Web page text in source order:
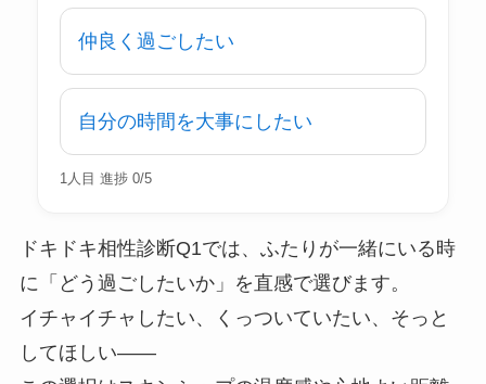
仲良く過ごしたい
自分の時間を大事にしたい
1人目 進捗 0/5
ドキドキ相性診断Q1では、ふたりが一緒にいる時
に「どう過ごしたいか」を直感で選びます。
イチャイチャしたい、くっついていたい、そっと
してほしい——